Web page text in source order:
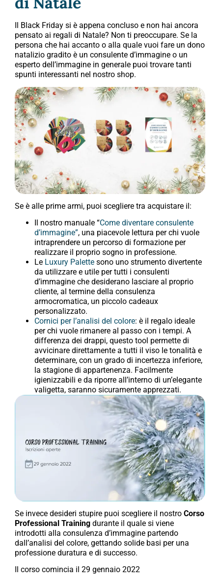
Il Black Friday si è appena concluso e non hai ancora
pensato ai regali di Natale? Non ti preoccupare. Se la
persona che hai accanto o alla quale vuoi fare un dono
natalizio gradito è un consulente d’immagine o un
esperto dell’immagine in generale puoi trovare tanti
spunti interessanti nel nostro shop.
Se è alle prime armi, puoi scegliere tra acquistare il:
Il nostro manuale “Come diventare consulente
d’immagine”, una piacevole lettura per chi vuole
intraprendere un percorso di formazione per
realizzare il proprio sogno in professione.
Le Luxury Palette sono uno strumento divertente
da utilizzare e utile per tutti i consulenti
d’immagine che desiderano lasciare al proprio
cliente, al termine della consulenza
armocromatica, un piccolo cadeaux
personalizzato.
Cornici per l’analisi del colore: è il regalo ideale
per chi vuole rimanere al passo con i tempi. A
differenza dei drappi, questo tool permette di
avvicinare direttamente a tutti il viso le tonalità e
determinare, con un grado di incertezza inferiore,
la stagione di appartenenza. Facilmente
igienizzabili e da riporre all’interno di un’elegante
valigetta, saranno sicuramente apprezzati.
Se invece desideri stupire puoi scegliere il nostro Corso
Professional Training durante il quale si viene
introdotti alla consulenza d’immagine partendo
dall’analisi del colore, gettando solide basi per una
professione duratura e di successo.
Il corso comincia il 29 gennaio 2022